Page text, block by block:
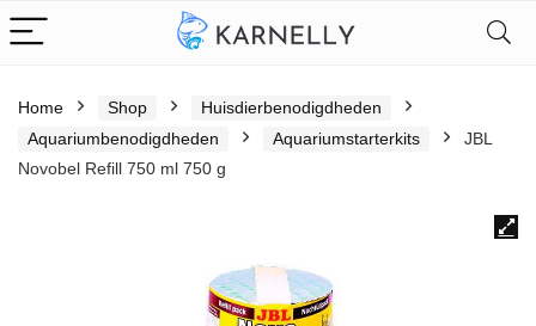
Home Shop
Huisdierbenodigdheden
Aquariumbenodigdheden
Aquariumstarterkits
JBL
Novobel Refill 750 ml 750 g